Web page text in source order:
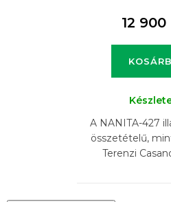
12
A NANITA-427
összetételű,
Terenzi